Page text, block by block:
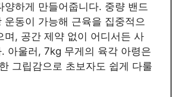
양하게 만들어줍니다. 중량 밴드
운동이 가능해 근육을 집중적으
며, 공간 제약 없이 어디서든 사
아울러, 7kg 무게의 육각 아령은
그립감으로 초보자도 쉽게 다룰